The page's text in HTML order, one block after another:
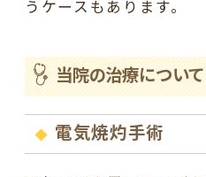
うケースもあります。
当院の治療について
電気焼灼手術